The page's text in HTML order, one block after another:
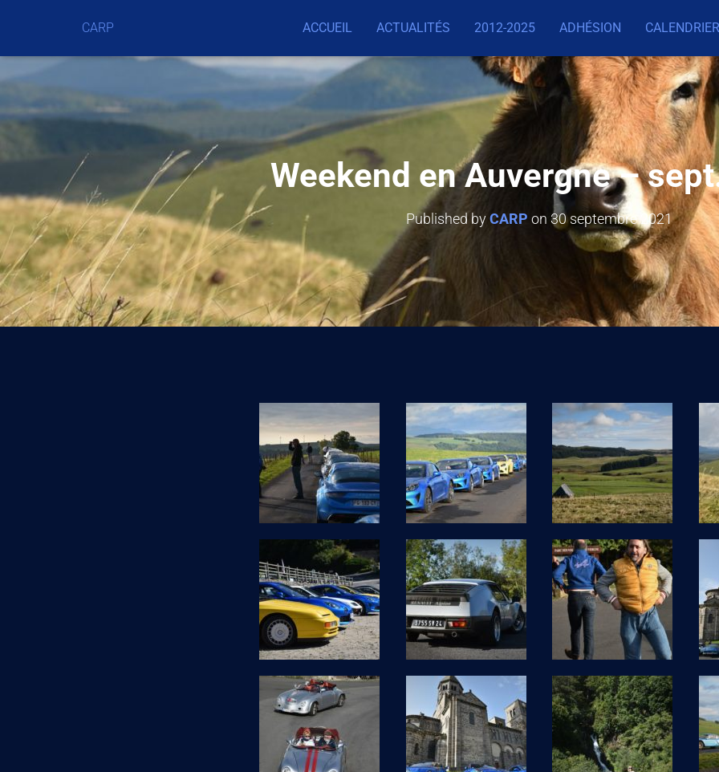
CARP ACCUEIL ACTUALITÉS 2012-2025 ADHÉSION
Weekend en Auvergne –
Published byCARP on 30 septembre 2021